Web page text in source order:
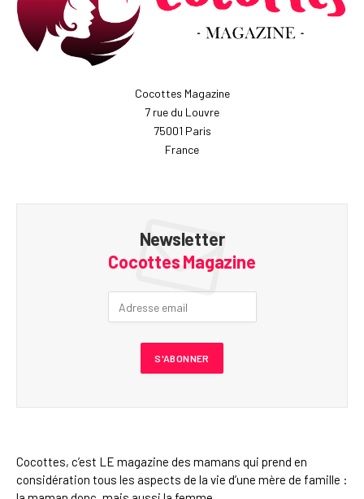
Cocottes Magazine
7 rue du Louvre
75001 Paris
France
Newsletter
Cocottes Magazine
Cocottes, c’est LE magazine des mamans qui prend en
considération tous les aspects de la vie d’une mère de famille :